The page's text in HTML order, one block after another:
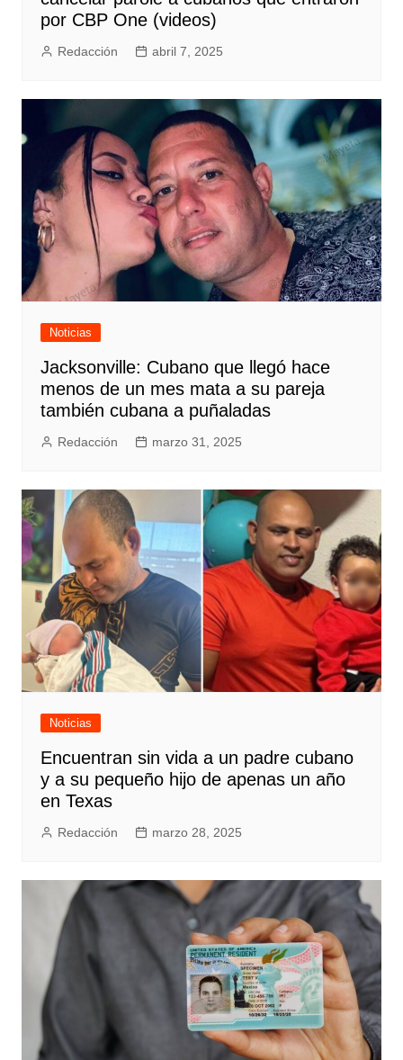
por CBP One (videos)
Redacción abril 7, 2025
Noticias
Jacksonville: Cubano que llegó hace
menos de un mes mata a su pareja
también cubana a puñaladas
Redacción marzo 31, 2025
Noticias
Encuentran sin vida a un padre cubano
y a su pequeño hijo de apenas un año
en Texas
Redacción marzo 28, 2025